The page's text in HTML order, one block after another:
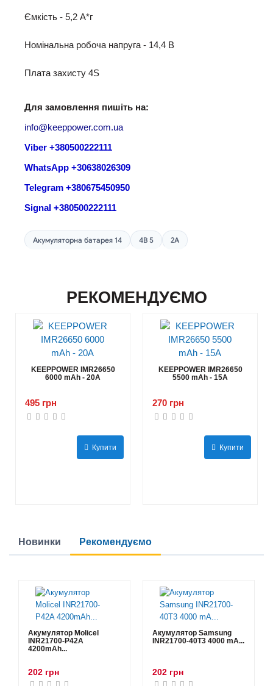
Ємкість - 5,2 A*г
Номінальна робоча напруга - 14,4 B
Плата захисту 4S
Для замовлення пишіть на:
info@keeppower.com.ua
Viber +380500222111
WhatsApp +30638026309
Telegram +380675450950
Signal +380500222111
Акумуляторна батарея 14 4В 5 2A
РЕКОМЕНДУЄМО
KEEPPOWER IMR26650
6000 mAh - 20А
495 грн
Купити
KEEPPOWER IMR26650
5500 mAh - 15А
270 грн
Купити
Новинки Рекомендуємо
Акумулятор Molicel
INR21700-P42A
4200mAh...
202 грн
Акумулятор Samsung
INR21700-40T3 4000 mA...
202 грн